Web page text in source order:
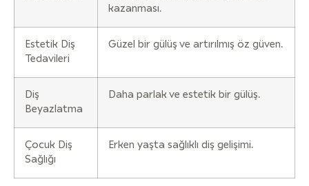
kazanması.
Estetik Diş
Tedavileri
Güzel bir gülüş ve artırılmış öz güven.
Diş
Beyazlatma
Daha parlak ve estetik bir gülüş.
Çocuk Diş
Sağlığı
Erken yaşta sağlıklı diş gelişimi.